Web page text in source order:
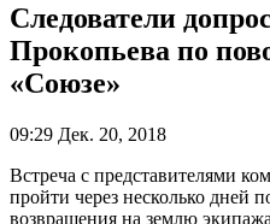
Следователи
Прокопьева по
«Союзе»
09:29 Дек. 20, 2018
Встреча с представителями
пройти через несколько дней
возвращения на землю